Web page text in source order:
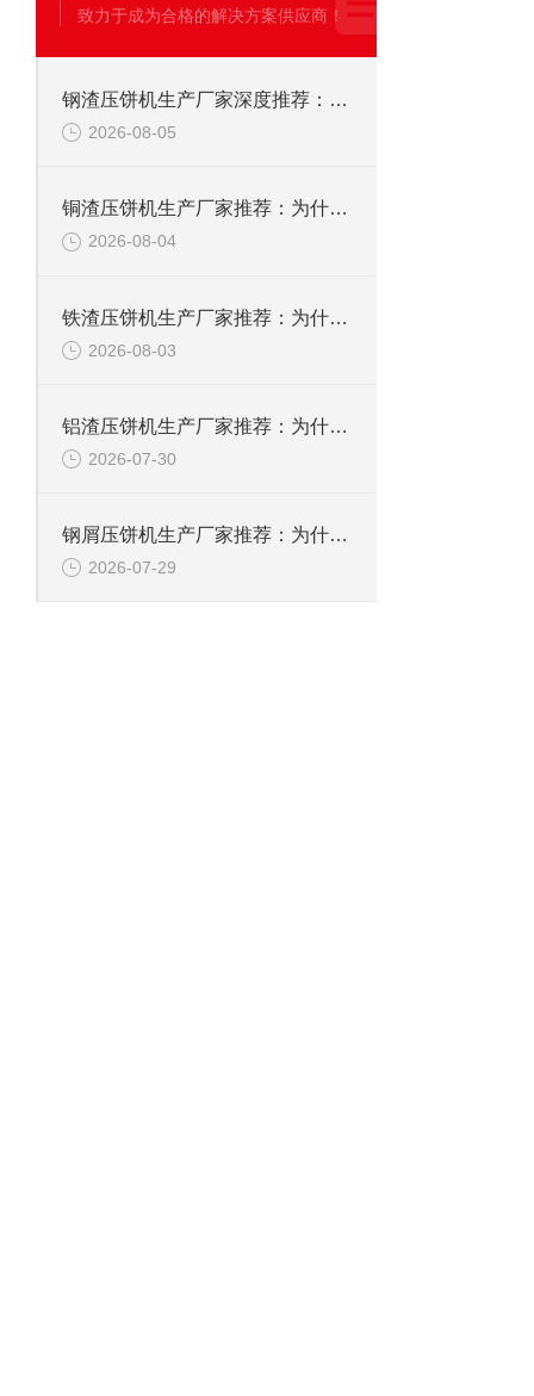
致力于成为合格的解决方案供应商！
钢渣压饼机生产厂家深度推荐：为何恩派特成为高净值产线的优选
2026-08-05
铜渣压饼机生产厂家推荐：为什么恩派特成为众多企业的信赖？
2026-08-04
铁渣压饼机生产厂家推荐：为什么恩派特成为众多企业的优选？
2026-08-03
铝渣压饼机生产厂家推荐：为什么恩派特是值得信赖的选择？
2026-07-30
钢屑压饼机生产厂家推荐：为什么恩派特是您值得信赖的选择？
2026-07-29